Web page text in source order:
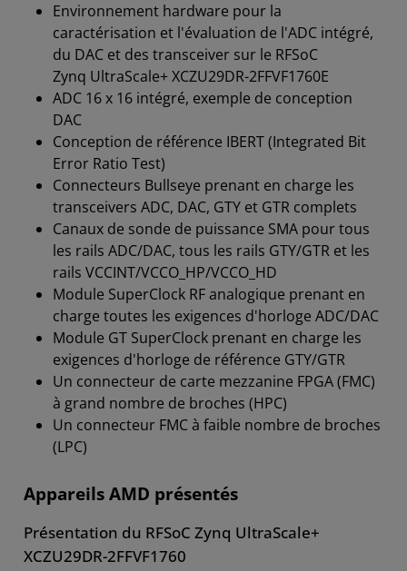
Environnement hardware pour la
caractérisation et l'évaluation de l'ADC intégré,
du DAC et des transceiver sur le RFSoC
Zynq UltraScale+ XCZU29DR-2FFVF1760E
ADC 16 x 16 intégré, exemple de conception
DAC
Conception de référence IBERT (Integrated Bit
Error Ratio Test)
Connecteurs Bullseye prenant en charge les
transceivers ADC, DAC, GTY et GTR complets
Canaux de sonde de puissance SMA pour tous
les rails ADC/DAC, tous les rails GTY/GTR et les
rails VCCINT/VCCO_HP/VCCO_HD
Module SuperClock RF analogique prenant en
charge toutes les exigences d'horloge ADC/DAC
Module GT SuperClock prenant en charge les
exigences d'horloge de référence GTY/GTR
Un connecteur de carte mezzanine FPGA (FMC)
à grand nombre de broches (HPC)
Un connecteur FMC à faible nombre de broches
(LPC)
Appareils AMD présentés
Présentation du RFSoC Zynq UltraScale+
XCZU29DR-2FFVF1760